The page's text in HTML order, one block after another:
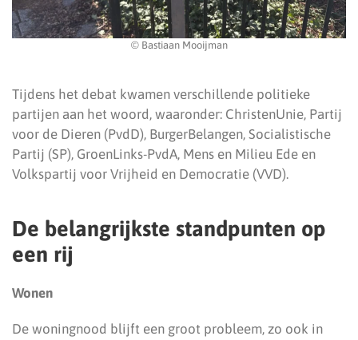
© Bastiaan Mooijman
Tijdens het debat kwamen verschillende politieke
partijen aan het woord, waaronder: ChristenUnie, Partij
voor de Dieren (PvdD), BurgerBelangen, Socialistische
Partij (SP), GroenLinks-PvdA, Mens en Milieu Ede en
Volkspartij voor Vrijheid en Democratie (VVD).
De belangrijkste standpunten op
een rij
Wonen
De woningnood blijft een groot probleem, zo ook in